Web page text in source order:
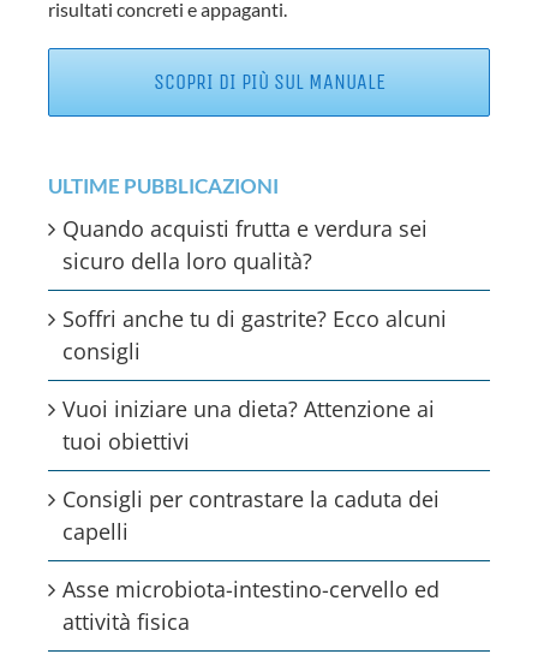
risultati concreti e appaganti.
SCOPRI DI PIÙ SUL MANUALE
ULTIME PUBBLICAZIONI
Quando acquisti frutta e verdura sei
sicuro della loro qualità?
Soffri anche tu di gastrite? Ecco alcuni
consigli
Vuoi iniziare una dieta? Attenzione ai
tuoi obiettivi
Consigli per contrastare la caduta dei
capelli
Asse microbiota-intestino-cervello ed
attività fisica